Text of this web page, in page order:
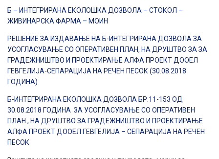
Б – ИНТЕГРИРАНА ЕКОЛОШКА ДОЗВОЛА – СТОКОЛ –
ЖИВИНАРСКА ФАРМА – МОИН
РЕШЕНИЕ ЗА ИЗДАВАЊЕ НА Б-ИНТЕГРИРАНА ДОЗВОЛА ЗА
УСОГЛАСУВАЊЕ СО ОПЕРАТИВЕН ПЛАН, НА ДРУШТВО ЗА ЗА
ГРАДЕЖНИШТВО И ПРОЕКТИРАЊЕ АЛФА ПРОЕКТ ДООЕЛ
ГЕВГЕЛИЈА-СЕПАРАЦИЈА НА РЕЧЕН ПЕСОК (30.08.2018
ГОДИНА)
Б-ИНТЕГРИРАНА ЕКОЛОШКА ДОЗВОЛА БР.11-153 ОД
30.08.2018 ГОДИНА ЗА УСОГЛАСУВАЊЕ СО ОПЕРАТИВЕН
ПЛАН , НА ДРУШТВО ЗА ГРАДЕЖНИШТВО И ПРОЕКТИРАЊЕ
АЛФА ПРОЕКТ ДООЕЛ ГЕВГЕЛИЈА – СЕПАРАЦИЈА НА РЕЧЕН
ПЕСОК